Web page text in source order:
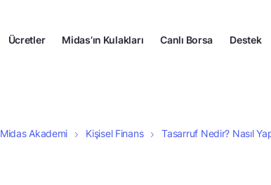
Ücretler Midas’ın Kulakları Canlı Borsa Destek
Midas Akademi Kişisel Finans Tasarruf Nedir? Nasıl